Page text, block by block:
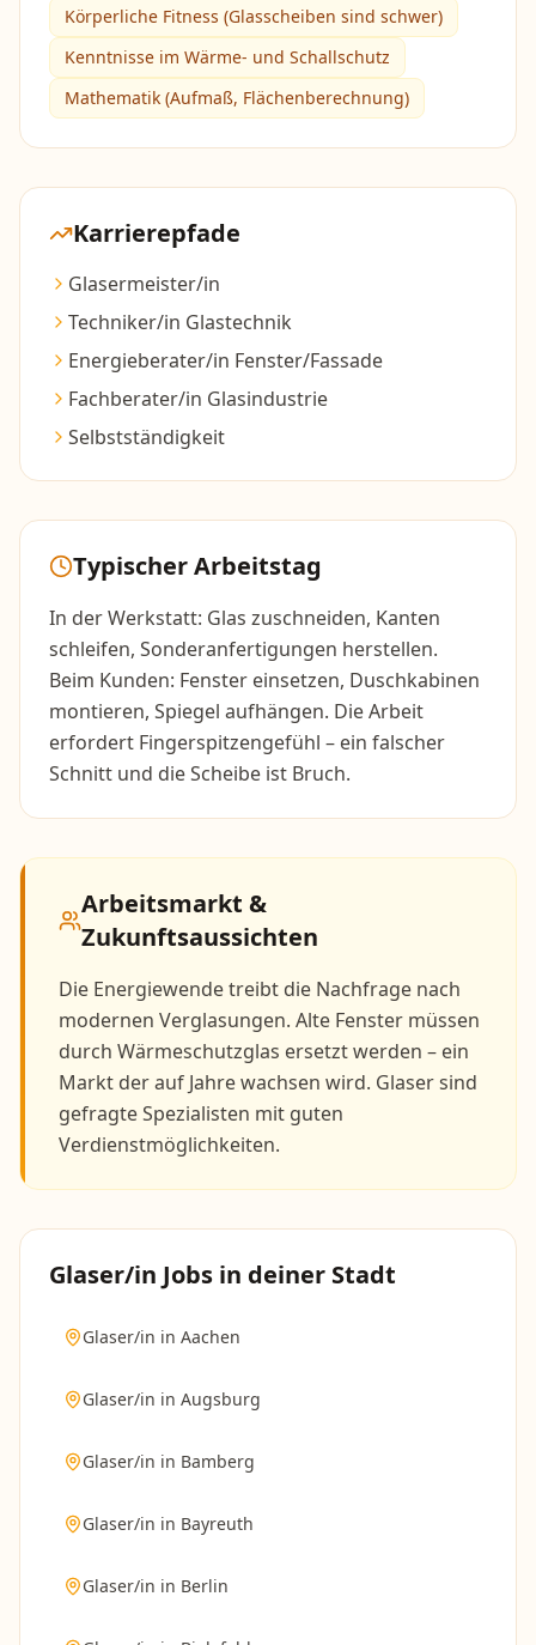
Körperliche Fitness (Glasscheiben sind schwer)
Kenntnisse im Wärme- und Schallschutz
Mathematik (Aufmaß, Flächenberechnung)
Karrierepfade
Glasermeister/in
Techniker/in Glastechnik
Energieberater/in Fenster/Fassade
Fachberater/in Glasindustrie
Selbstständigkeit
Typischer Arbeitstag
In der Werkstatt: Glas zuschneiden, Kanten
schleifen, Sonderanfertigungen herstellen.
Beim Kunden: Fenster einsetzen, Duschkabinen
montieren, Spiegel aufhängen. Die Arbeit
erfordert Fingerspitzengefühl – ein falscher
Schnitt und die Scheibe ist Bruch.
Arbeitsmarkt &
Zukunftsaussichten
Die Energiewende treibt die Nachfrage nach
modernen Verglasungen. Alte Fenster müssen
durch Wärmeschutzglas ersetzt werden – ein
Markt der auf Jahre wachsen wird. Glaser sind
gefragte Spezialisten mit guten
Verdienstmöglichkeiten.
Glaser/in Jobs in deiner Stadt
Glaser/in in Aachen
Glaser/in in Augsburg
Glaser/in in Bamberg
Glaser/in in Bayreuth
Glaser/in in Berlin